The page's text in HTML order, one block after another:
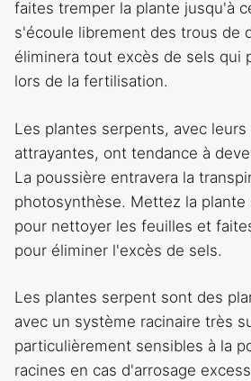
faites tremper la plante jusqu'à
s'écoule librement des trous de
éliminera tout excès de sels qui
lors de la fertilisation.
Les plantes serpents, avec
attrayantes, ont tendance à
La poussière entravera la
photosynthèse. Mettez la plante
pour nettoyer les feuilles et
pour éliminer l'excès de sels.
Les plantes serpent sont des
avec un système racinaire très
particulièrement sensibles à la
racines en cas d'arrosage